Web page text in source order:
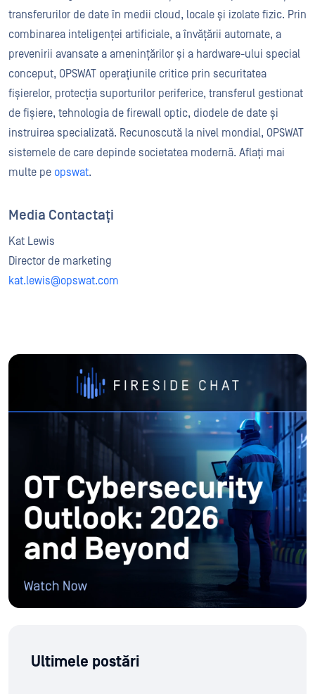
transferurilor de date în medii cloud, locale și izolate fizic. Prin
combinarea inteligenței artificiale, a învățării automate, a
prevenirii avansate a amenințărilor și a hardware-ului special
conceput, OPSWAT operațiunile critice prin securitatea
fișierelor, protecția suporturilor periferice, transferul gestionat
de fișiere, tehnologia de firewall optic, diodele de date și
instruirea specializată. Recunoscută la nivel mondial, OPSWAT
sistemele de care depinde societatea modernă. Aflați mai
multe pe opswat.
Media Contactați
Kat Lewis
Director de marketing
kat.lewis@opswat.com
Ultimele postări